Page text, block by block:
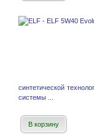
синтетической
системы ...
В корзину